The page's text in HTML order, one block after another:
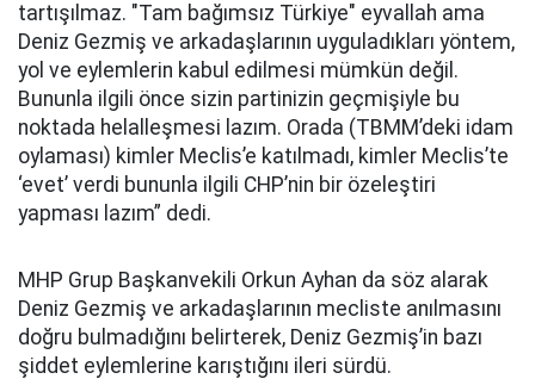
tartışılmaz. "Tam bağımsız Türkiye" eyvallah ama
Deniz Gezmiş ve arkadaşlarının uyguladıkları yöntem,
yol ve eylemlerin kabul edilmesi mümkün değil.
Bununla ilgili önce sizin partinizin geçmişiyle bu
noktada helalleşmesi lazım. Orada (TBMM’deki idam
oylaması) kimler Meclis’e katılmadı, kimler Meclis’te
‘evet’ verdi bununla ilgili CHP’nin bir özeleştiri
yapması lazım” dedi.
MHP Grup Başkanvekili Orkun Ayhan da söz alarak
Deniz Gezmiş ve arkadaşlarının mecliste anılmasını
doğru bulmadığını belirterek, Deniz Gezmiş’in bazı
şiddet eylemlerine karıştığını ileri sürdü.